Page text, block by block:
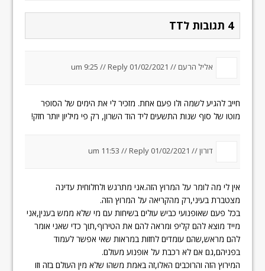
4 תגובות לTT
אליל הרעם // 01/02/2021 um 9:25
//Reply
חייב להגיע לשמה ולו פעם אחת. מזכיר לי את הימים של הסופר
מוטו של סוף שנות התשעים ליד הוד השרון, רק פי מיליון יותר חזק!
דורון // 01/02/2021 um 11:53
//Reply
אין לי מה לומר על המרוץ הזה.אני מתרגש ולחלוחית עדינה
מצטברת בעיני,רק מהקריאה על המרוץ הזה.
בכל פעם שאופנועי כביש עולים בשיחות עם מי שלא ממש בענין,אני
מייד מוצא להם קליפ ומראה להם את הטירוף,תוך כדי שאני אומר
להם מראש,שהם עומדים לחזות במראות שאי אפשר לעמוד
בפניהם,גם אם לא רכבת על אופנוע מעולם.
המירוץ הזה והרוכבים האלו,זה באמת משהו שלא מין העולם בזה וזו